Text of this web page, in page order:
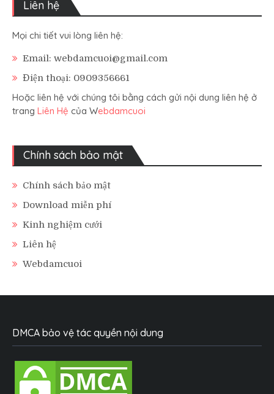
Liên hệ
Mọi chi tiết vui lòng liên hệ:
Email: webdamcuoi@gmail.com
Điện thoại: 0909356661
Hoặc liên hệ với chúng tôi bằng cách gửi nội dung liên hệ ở
trang Liên Hệ của Webdamcuoi
Chính sách bảo mật
Chính sách bảo mật
Download miễn phí
Kinh nghiệm cưới
Liên hệ
Webdamcuoi
DMCA bảo vệ tác quyền nội dung